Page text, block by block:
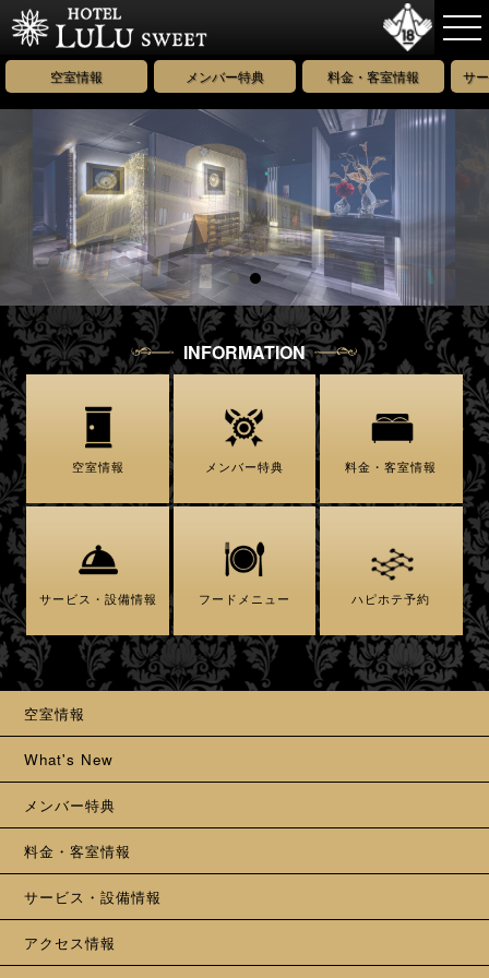
空室情報 メンバー特典 料金・客室情報 サ
INFORMATION
空室情報 メンバー特典 料金・客室情報
サービス・設備情報 フードメニュー ハピホテ予約
空室情報
What's New
メンバー特典
料金・客室情報
サービス・設備情報
アクセス情報